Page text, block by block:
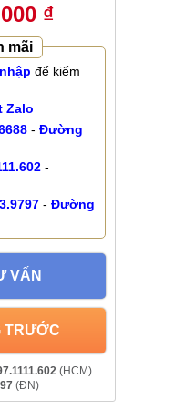
₫
mãi
để kiểm
Zalo
- Đường
-
- Đường
VẤN
TRƯỚC
(HCM)
(ĐN)